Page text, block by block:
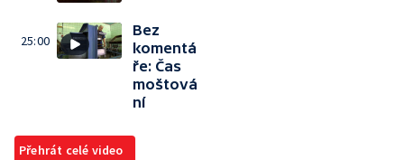
25:00
Bez
komentá
ře: Čas
moštová
ní
Přehrát celé video